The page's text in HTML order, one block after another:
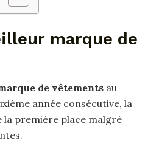
marque de
de vêtements au
année consécutive, la
la première place malgré